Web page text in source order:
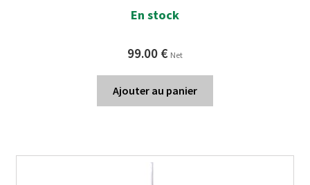
En stock
99.00 € Net
Ajouter au panier